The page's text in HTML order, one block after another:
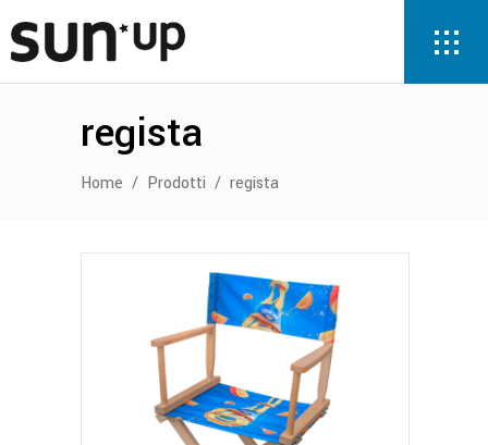
regista
Home / Prodotti / regista